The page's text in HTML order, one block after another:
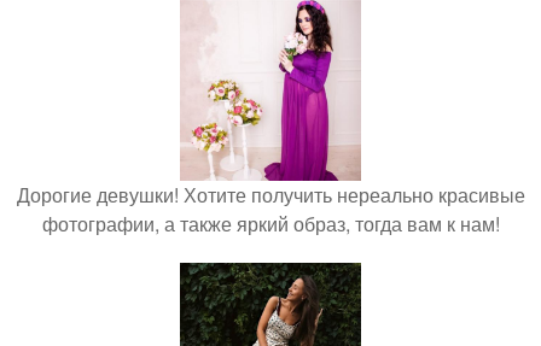
Дорогие девушки! Хотите получить нереально красивые
фотографии, а также яркий образ, тогда вам к нам!